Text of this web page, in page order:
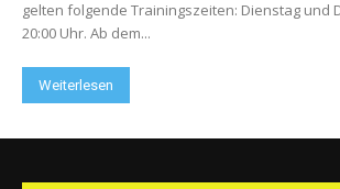
gelten folgende Trainingszeiten: Dienstag und Donnerstag, 18:30–
20:00 Uhr. Ab dem...
Weiterlesen